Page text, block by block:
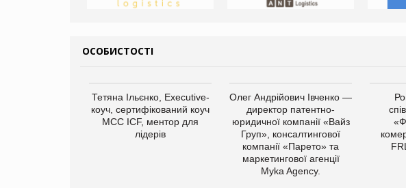
ОСОБИСТОСТІ
Тетяна Ільєнко, Executive-
коуч, сертифікований коуч
МСС ICF, ментор для
лідерів
Олег Андрійович Івченко —
директор патентно-
юридичної компанії «Вайз
Груп», консалтингової
компанії «Парето» та
маркетингової агенції
Myka Agency.